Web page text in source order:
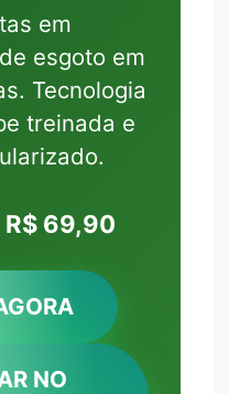
em
esgoto em
Tecnologia
treinada e
R$ 69,90
NO